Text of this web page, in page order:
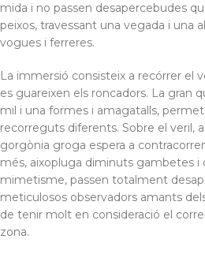
mida i no passen desapercebudes
peixos, travessant una vegada i una
vogues i ferreres.
La immersió consisteix a recórrer el
es guareixen els roncadors. La gran
mil i una formes i amagatalls,
recorreguts diferents. Sobre el veril,
gorgònia groga espera a
més, aixopluga diminuts gambetes i
mimetisme, passen totalment
meticulosos observadors amants
de tenir molt en consideració el
zona.